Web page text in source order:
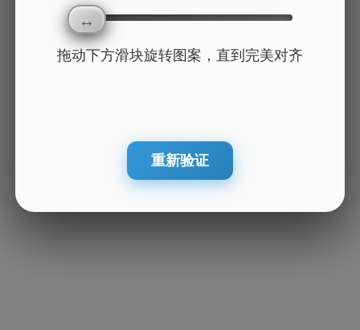
拖动下方滑块旋转图案，直到完美对齐
重新验证